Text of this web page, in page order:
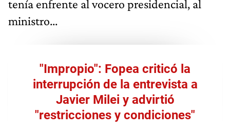
tenía enfrente al vocero presidencial, al
ministro...
"Impropio": Fopea criticó la
interrupción de la entrevista a
Javier Milei y advirtió
"restricciones y condiciones"